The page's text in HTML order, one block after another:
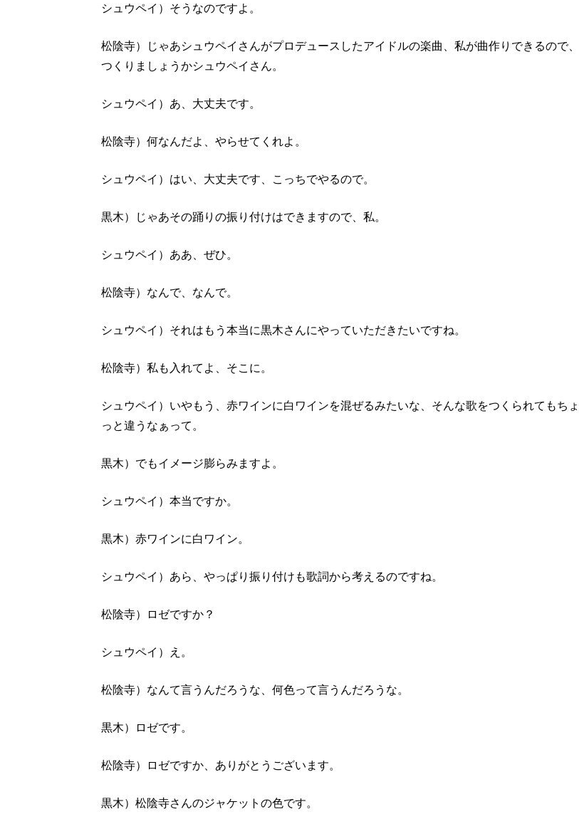
シュウペイ）そうなのですよ。
松陰寺）じゃあシュウペイさんがプロデュースしたアイドルの楽曲、私が曲作りできるので、
つくりましょうかシュウペイさん。
シュウペイ）あ、大丈夫です。
松陰寺）何なんだよ、やらせてくれよ。
シュウペイ）はい、大丈夫です、こっちでやるので。
黒木）じゃあその踊りの振り付けはできますので、私。
シュウペイ）ああ、ぜひ。
松陰寺）なんで、なんで。
シュウペイ）それはもう本当に黒木さんにやっていただきたいですね。
松陰寺）私も入れてよ、そこに。
シュウペイ）いやもう、赤ワインに白ワインを混ぜるみたいな、そんな歌をつくられてもちょ
っと違うなぁって。
黒木）でもイメージ膨らみますよ。
シュウペイ）本当ですか。
黒木）赤ワインに白ワイン。
シュウペイ）あら、やっぱり振り付けも歌詞から考えるのですね。
松陰寺）ロゼですか？
シュウペイ）え。
松陰寺）なんて言うんだろうな、何色って言うんだろうな。
黒木）ロゼです。
松陰寺）ロゼですか、ありがとうございます。
黒木）松陰寺さんのジャケットの色です。